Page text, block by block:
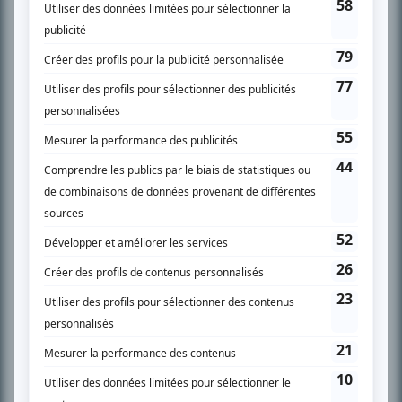
SUR LE RÉSEAU BIZZ MÉDIA
PLAN DU SITE
Accueil
Liste des oeuvres
Recherche avancée
À propos
Nous contacter
Termes et conditions
Politique de confidentialité
Gestion du consentement